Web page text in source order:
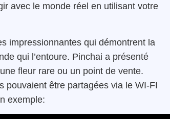
avec le monde réel en utilisant votre
impressionnantes qui démontrent la
qui l’entoure. Pinchai a présenté
fleur rare ou un point de vente.
pouvaient être partagées via le WI-FI
exemple: